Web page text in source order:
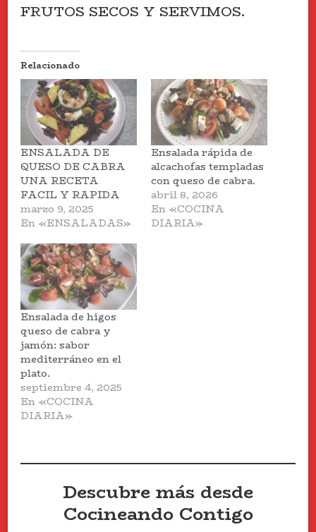
FRUTOS SECOS Y SERVIMOS.
Relacionado
ENSALADA DE
QUESO DE CABRA
UNA RECETA
FACIL Y RAPIDA
marzo 9, 2025
En «ENSALADAS»
Ensalada rápida de
alcachofas templadas
con queso de cabra.
abril 8, 2026
En «COCINA
DIARIA»
Ensalada de higos
queso de cabra y
jamón: sabor
mediterráneo en el
plato.
septiembre 4, 2025
En «COCINA
DIARIA»
Descubre más desde
Cocineando Contigo